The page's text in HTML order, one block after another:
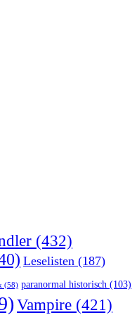
(432)
Leselisten (187)
(58) paranormal historisch (103)
Vampire (421)